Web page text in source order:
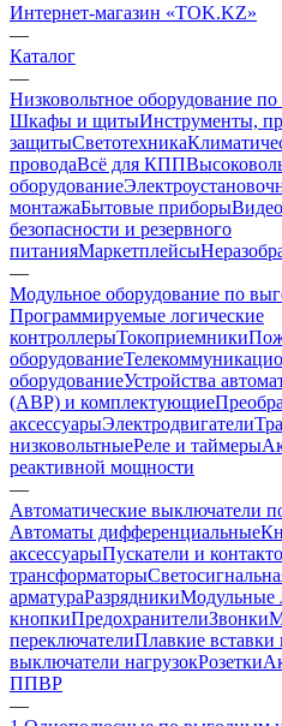
Интернет-магазин «TOK.KZ»
—
Каталог
—
Низковольтное оборудование
Шкафы и щитыИнструменты,
защитыСветотехника
проводаВсё для КПП
оборудование
монтажаБытовые приборы
безопасности и резервного
питанияМаркетплейсы
—
Модульное оборудование по
Программируемые логические
контроллерыТокоприемники
оборудование
оборудованиеУстройства
(АВР) и комплектующие
аксессуарыЭлектродвигатели
низковольтныеРеле и таймеры
реактивной мощности
—
Автоматические выключатели
Автоматы дифференциальные
аксессуарыПускатели и
трансформаторы
арматураРазрядникиМодульные
кнопкиПредохранителиЗвонки
переключателиПлавкие вставки
выключатели нагрузокРозетки
ППВР
—